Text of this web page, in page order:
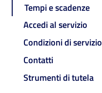
Tempi e scadenze
Accedi al servizio
Condizioni di servizio
Contatti
Strumenti di tutela